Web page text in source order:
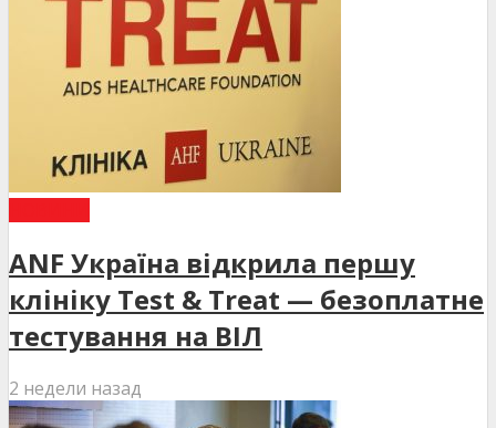
ANF Україна відкрила першу
клініку Test & Treat — безоплатне
тестування на ВІЛ
2 недели назад